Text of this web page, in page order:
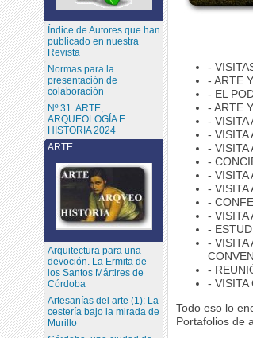
-
- ARTE
- EL
- ARTE
- VISITA
- VISITA
- VISITA
-
- VISITA
- VISITA
-
- VISITA
-
- VISITA
-
- VISITA
Todo eso lo
Portafolios de
ARTE
Arquitectura para una
devoción. La Ermita de
los Santos Mártires de
Córdoba
Artesanías del arte (1): La
cestería bajo la mirada de
Murillo
Índice de Autores que han
publicado en nuestra
Revista
Normas para la
presentación de
colaboración
Nº 31. ARTE,
ARQUEOLOGÍA E
HISTORIA 2024